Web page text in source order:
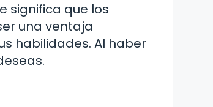
significa que los
una ventaja
habilidades. Al haber